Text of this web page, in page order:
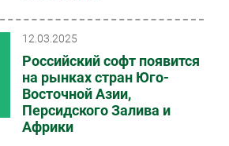
«Авито» планирует вложить в
интеллекта 12 млрд рублей и
получить от этого к 2028 году 21
млрд рублей выручки....
12.03.2025
Российский софт появится
на рынках стран Юго-
Восточной Азии,
Персидского Залива и
Африки